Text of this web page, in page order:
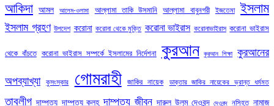
আকিদা আমল আলেম-ওলামা আল্লামা তাকি উসমানি আল্লামা বাবুনগরী ইজতেমা ইসলাম
ইসলাম গ্রহণ উপদেশ করোনা করোনা থেকে মুক্তি করোনা ভাইরাস করোনাভাইরাস করোনা ভাইরাস
থেকে বাঁচতে করোনা ভাইরাস সম্পর্কে ইসলামের নির্দেশনা কুরআন কুরআন শিক্ষা কুরআনের
অপব্যাখ্যা কুসংস্কার গোমরাহী জাকির নায়েক ডাক্তার জাকির নায়েকের ভ্রান্ত ধর্মমত
তাবলীগ দাম্পত্য দাম্পত্য কলহ দাম্পত্য জীবন দারুল উলুম দেওবন্দ দেওবন্দ নসিহত নামাজ